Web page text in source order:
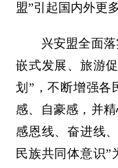
盟”引起国内外更
兴安盟全面落
嵌式发展、旅游
划”，不断增强各
感、自豪感，并
感恩线、奋进线
民族共同体意识”